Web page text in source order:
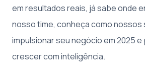
em resultados reais, já sabe onde
nosso time, conheça como nossos
impulsionar seu negócio em 2025
crescer com inteligência.